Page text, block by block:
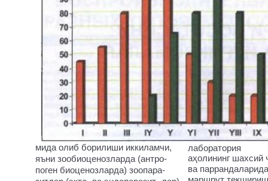
мида олиб борилиши иккиламчи,
яъни зообиоценозларда (антро-
поген биоценозларда) зоопара-
лаборатория
аҳолининг шахсий
ва